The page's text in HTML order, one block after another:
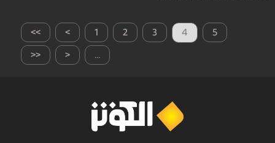
>> > 1 2 3 4 5
...
<
<<